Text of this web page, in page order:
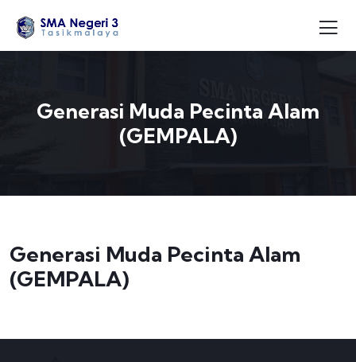
Generasi Muda Pecinta Alam
(GEMPALA)
Generasi Muda Pecinta Alam
(GEMPALA)